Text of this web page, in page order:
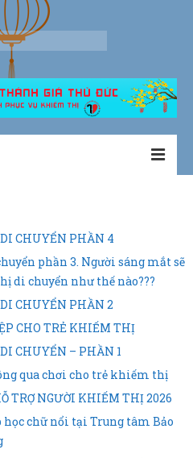
CHUYỂN PHẦN 4
phần 3. Người sáng mắt sẽ
di chuyển như thế nào???
CHUYỂN PHẦN 2
CHO TRẺ KHIẾM THỊ
CHUYỂN – PHẦN 1
qua chơi cho trẻ khiếm thị
TRỢ NGƯỜI KHIẾM THỊ 2026
chữ nổi tại Trung tâm Bảo